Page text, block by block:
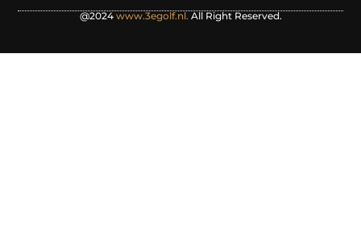
@2024www.3egolf.nl.All Right Reserved.